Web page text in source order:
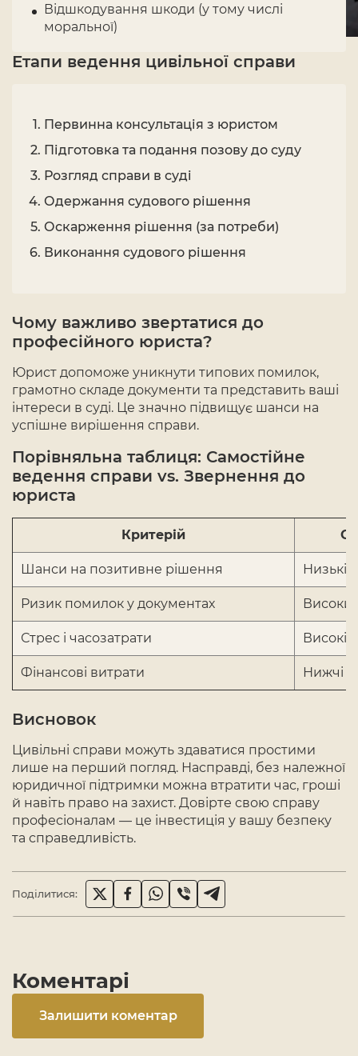
Відшкодування шкоди (у тому числі
моральної)
Етапи ведення цивільної справи
Первинна консультація з юристом
Підготовка та подання позову до суду
Розгляд справи в суді
Одержання судового рішення
Оскарження рішення (за потреби)
Виконання судового рішення
Чому важливо звертатися до
професійного юриста?
Юрист допоможе уникнути типових помилок,
грамотно складе документи та представить ваші
інтереси в суді. Це значно підвищує шанси на
успішне вирішення справи.
Порівняльна таблиця: Самостійне
ведення справи vs. Звернення до
юриста
Критерій
Шанси на позитивне рішення Низькі/
Ризик помилок у документах
Стрес і часозатрати Високі
Фінансові витрати Нижчі
Висновок
Цивільні справи можуть здаватися простими
лише на перший погляд. Насправді, без належної
юридичної підтримки можна втратити час, гроші
й навіть право на захист. Довірте свою справу
професіоналам — це інвестиція у вашу безпеку
та справедливість.
Поділитися:
Коментарі
Залишити коментар